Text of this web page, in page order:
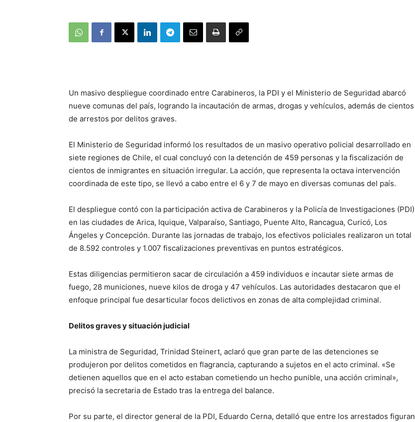
Un masivo despliegue coordinado entre Carabineros, la PDI y el Ministerio de Seguridad abarcó
nueve comunas del país, logrando la incautación de armas, drogas y vehículos, además de cientos
de arrestos por delitos graves.
El Ministerio de Seguridad informó los resultados de un masivo operativo policial desarrollado en
siete regiones de Chile, el cual concluyó con la detención de 459 personas y la fiscalización de
cientos de inmigrantes en situación irregular. La acción, que representa la octava intervención
coordinada de este tipo, se llevó a cabo entre el 6 y 7 de mayo en diversas comunas del país.
El despliegue contó con la participación activa de Carabineros y la Policía de Investigaciones (PDI)
en las ciudades de Arica, Iquique, Valparaíso, Santiago, Puente Alto, Rancagua, Curicó, Los
Ángeles y Concepción. Durante las jornadas de trabajo, los efectivos policiales realizaron un total
de 8.592 controles y 1.007 fiscalizaciones preventivas en puntos estratégicos.
Estas diligencias permitieron sacar de circulación a 459 individuos e incautar siete armas de
fuego, 28 municiones, nueve kilos de droga y 47 vehículos. Las autoridades destacaron que el
enfoque principal fue desarticular focos delictivos en zonas de alta complejidad criminal.
Delitos graves y situación judicial
La ministra de Seguridad, Trinidad Steinert, aclaró que gran parte de las detenciones se
produjeron por delitos cometidos en flagrancia, capturando a sujetos en el acto criminal. «Se
detienen aquellos que en el acto estaban cometiendo un hecho punible, una acción criminal»,
precisó la secretaria de Estado tras la entrega del balance.
Por su parte, el director general de la PDI, Eduardo Cerna, detalló que entre los arrestados figuran